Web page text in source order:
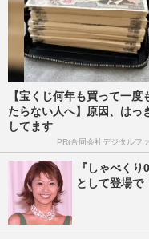
【宝くじ何年も買って一度
たらない人へ】原因、はっ
してます
PR(合同会社デジタルフ
『しゃべく
として登場で